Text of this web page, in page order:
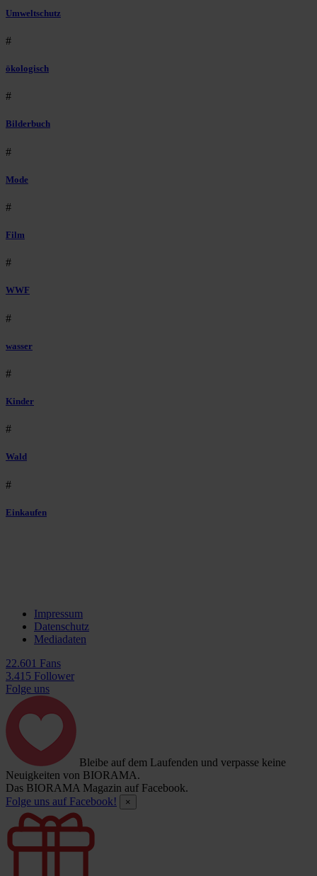
Umweltschutz
#
ökologisch
#
Bilderbuch
#
Mode
#
Film
#
WWF
#
wasser
#
Kinder
#
Wald
#
Einkaufen
Impressum
Datenschutz
Mediadaten
22.601 Fans
3.415 Follower
Folge uns
Bleibe auf dem Laufenden und verpasse keine
Neuigkeiten von BIORAMA.
Das BIORAMA Magazin auf Facebook.
Folge uns auf Facebook!
×